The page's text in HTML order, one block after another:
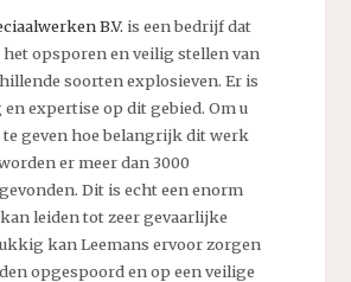
B.V. is een bedrijf dat
opsporen en veilig stellen van
soorten explosieven. Er is
expertise op dit gebied. Om u
te geven hoe belangrijk dit werk
er meer dan 3000
Dit is echt een enorm
leiden tot zeer gevaarlijke
kan Leemans ervoor zorgen
opgespoord en op een veilige